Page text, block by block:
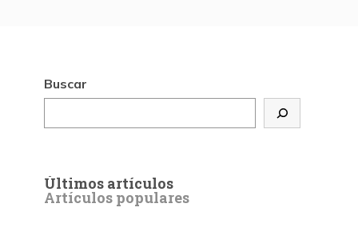
Buscar
Últimos artículos
Artículos populares